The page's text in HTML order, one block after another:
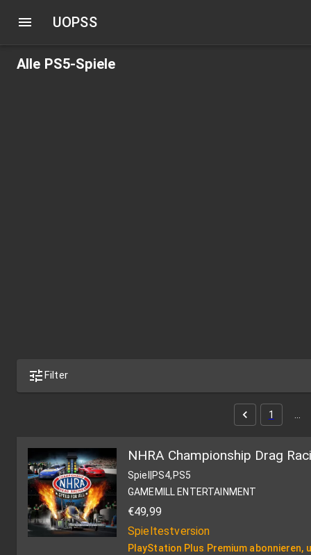
UOPSS
Alle PS5-Spiele
Filter
1
NHRA Championship Drag
Spiel|PS4,PS5
GAMEMILL ENTERTAINMENT
€49,99
Spieltestversion
PlayStation Plus Premium abonnieren,